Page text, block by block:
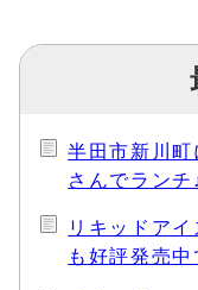
半田市新川町
さんでランチ
リキッドア
も好評発売中